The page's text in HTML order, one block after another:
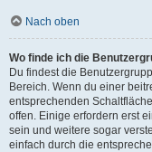
Nach oben
Wo finde ich die
Du findest die
Bereich. Wenn du einer
entsprechenden
offen. Einige erfordern erst
sein und weitere sogar
einfach durch die